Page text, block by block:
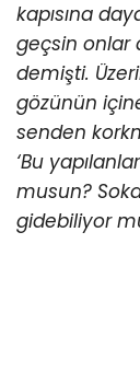
kapısına
geçsin onlar
demişti.
gözünün
senden
‘Bu
musun?
gidebiliyor